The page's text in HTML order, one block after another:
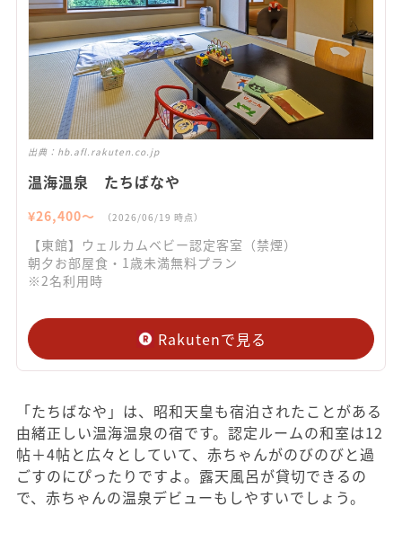
出典： hb.afl.rakuten.co.jp
温海温泉 たちばなや
¥26,400〜 （2026/06/19 時点）
【東館】ウェルカムベビー認定客室（禁煙）
朝夕お部屋食・1歳未満無料プラン
※2名利用時
Rakutenで見る
「たちばなや」は、昭和天皇も宿泊されたことがある
由緒正しい温海温泉の宿です。認定ルームの和室は12
帖＋4帖と広々としていて、赤ちゃんがのびのびと過
ごすのにぴったりですよ。露天風呂が貸切できるの
で、赤ちゃんの温泉デビューもしやすいでしょう。